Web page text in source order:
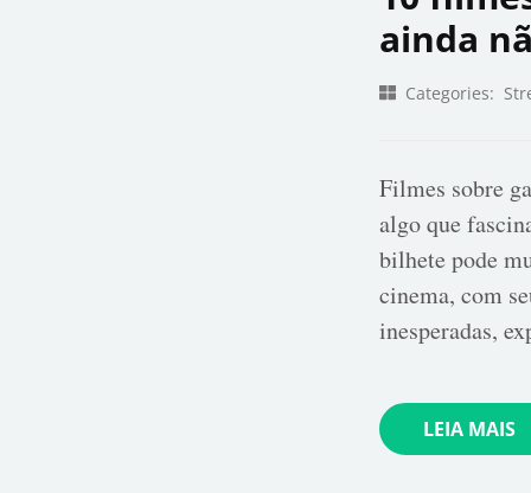
ainda
Categories:
Filmes sobre
algo que
bilhete pode
cinema, com
inesperadas,
LEIA MAIS